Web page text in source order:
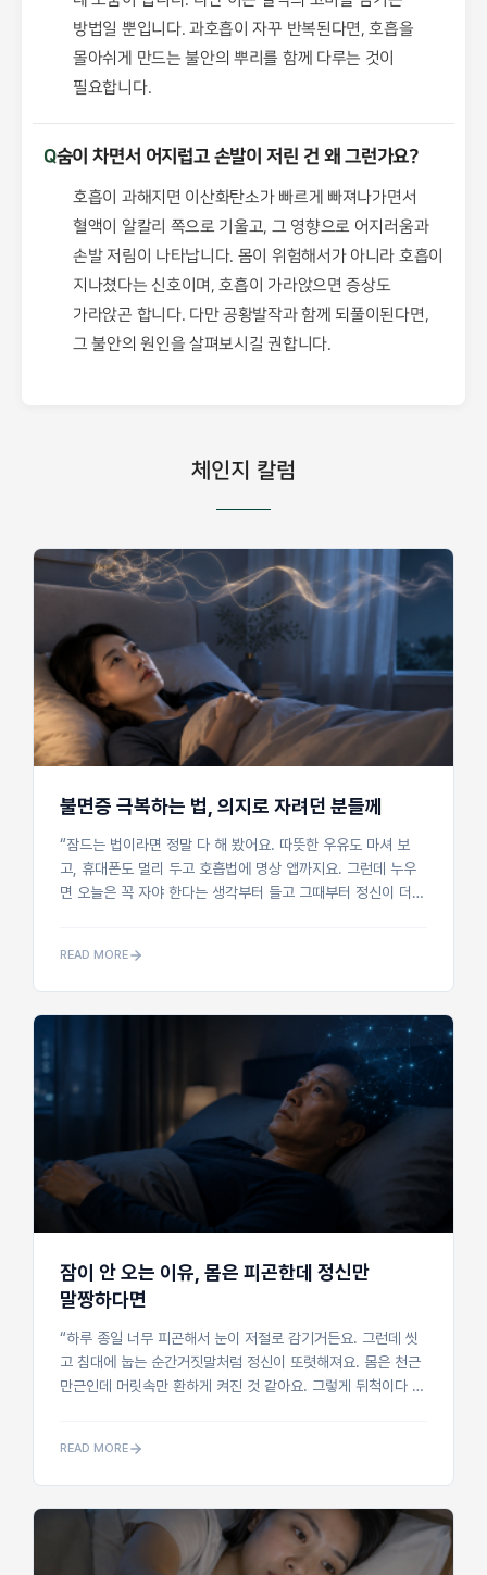
방법일 뿐입니다. 과호흡이 자꾸 반복된다면, 호흡을
몰아쉬게 만드는 불안의 뿌리를 함께 다루는 것이
필요합니다.
Q숨이 차면서 어지럽고 손발이 저린 건 왜 그런가요?
호흡이 과해지면 이산화탄소가 빠르게 빠져나가면서
혈액이 알칼리 쪽으로 기울고, 그 영향으로 어지러움과
손발 저림이 나타납니다. 몸이 위험해서가 아니라 호흡이
지나쳤다는 신호이며, 호흡이 가라앉으면 증상도
가라앉곤 합니다. 다만 공황발작과 함께 되풀이된다면,
그 불안의 원인을 살펴보시길 권합니다.
체인지 칼럼
불면증 극복하는 법, 의지로 자려던 분들께
“잠드는 법이라면 정말 다 해 봤어요. 따뜻한 우유도 마셔 보
고, 휴대폰도 멀리 두고 호흡법에 명상 앱까지요. 그런데 누우
면 오늘은 꼭 자야 한다는 생각부터 들고 그때부터 정신이 더
READ MORE
잠이 안 오는 이유, 몸은 피곤한데 정신만
말짱하다면
“하루 종일 너무 피곤해서 눈이 저절로 감기거든요. 그런데 씻
고 침대에 눕는 순간거짓말처럼 정신이 또렷해져요. 몸은 천근
만근인데 머릿속만 환하게 켜진 것 같아요. 그렇게 뒤척이다 시
READ MORE